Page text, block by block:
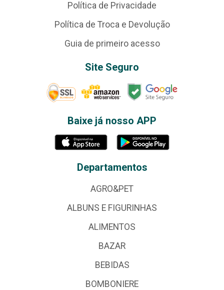
Política de Privacidade
Política de Troca e Devolução
Guia de primeiro acesso
Site Seguro
Baixe já nosso APP
Departamentos
AGRO&PET
ALBUNS E FIGURINHAS
ALIMENTOS
BAZAR
BEBIDAS
BOMBONIERE